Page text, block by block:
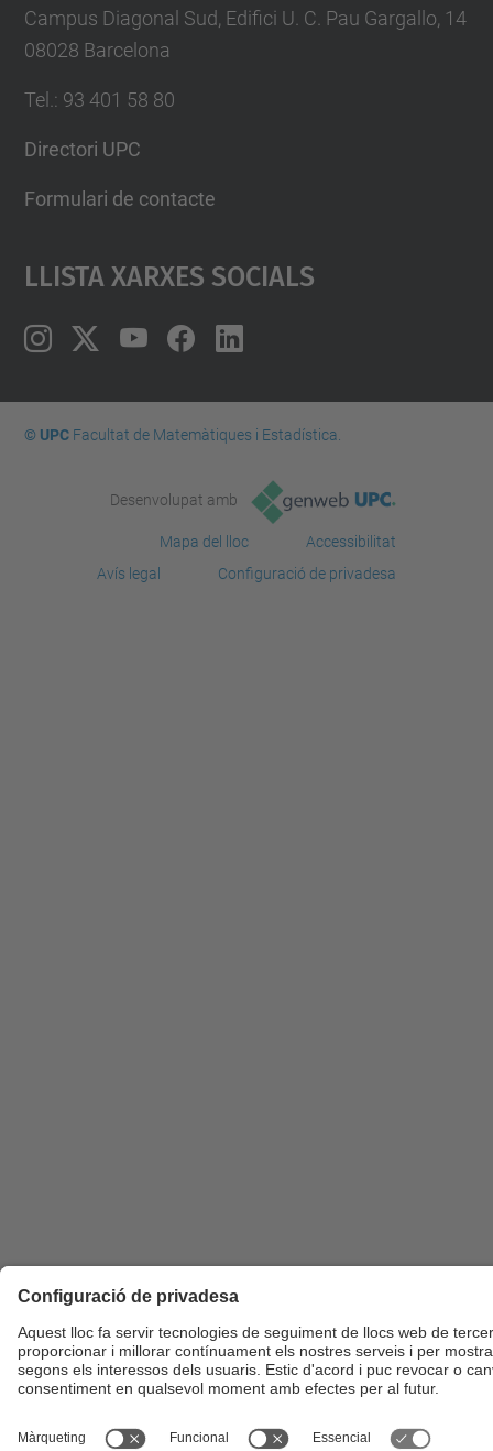
Campus Diagonal Sud, Edifici U. C. Pau Gargallo, 14
08028 Barcelona
Tel. : 93 401 58 80
Directori UPC
Formulari de contacte
Llista Xarxes Socials
© UPCFacultat de Matemàtiques i Estadí­stica.
Desenvolupat amb
Mapa del lloc
Accessibilitat
Avís legal
Configuració de privadesa